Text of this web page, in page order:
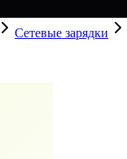
Сетевые зарядки